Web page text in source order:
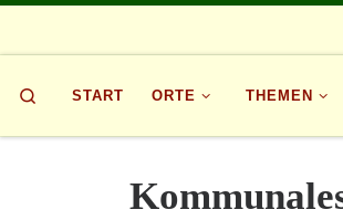
START ORTE THEMEN
Search